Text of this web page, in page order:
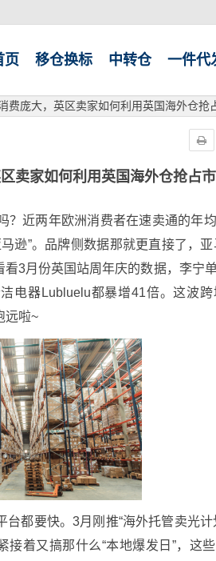
页 移仓换标 中转仓 一件代
费庞大，英区卖家如何利用英国海外仓抢
卖家如何利用英国海外仓抢占市
？近两年欧洲消费者在速卖通的年
逊”。品牌侧数据那就更直接了，
3月份英国站周年庆的数据，李宁
电器Lubluelu都暴增41倍。这波
远啦~
都要快。3月刚推“海外托管卖光计
接着又搞那什么“本地爆发日”，这